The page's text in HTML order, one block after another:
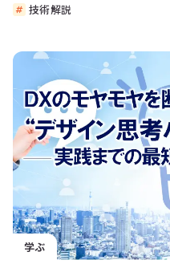
技術解説
学ぶ